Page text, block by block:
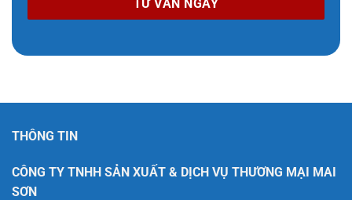
THÔNG TIN
CÔNG TY TNHH SẢN XUẤT & DỊCH VỤ THƯƠNG MẠI MAI
SƠN